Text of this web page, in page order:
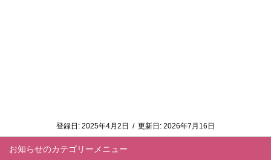
お知らせ
登録日: 2025年4月2日 / 更新日: 2026年7月16日